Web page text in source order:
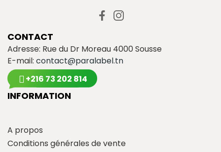
CONTACT
Adresse: Rue du Dr Moreau 4000 Sousse
E-mail: contact@paralabel.tn
+216 73 202 814
INFORMATION
A propos
Conditions générales de vente